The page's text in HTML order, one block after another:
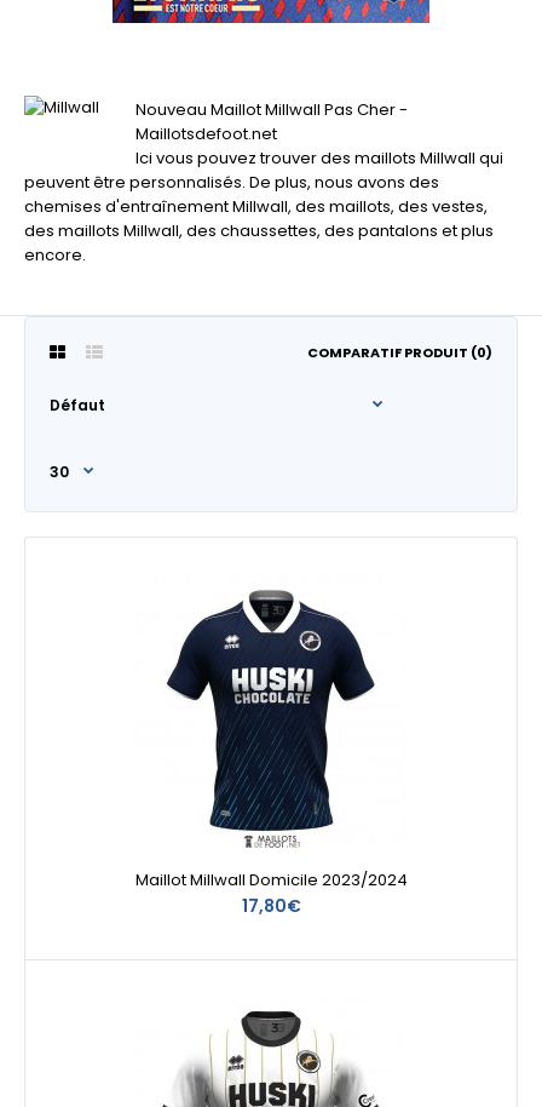
Nouveau Maillot Millwall Pas Cher -
Maillotsdefoot.net
Ici vous pouvez trouver des maillots Millwall qui
peuvent être personnalisés. De plus, nous avons des
chemises d'entraînement Millwall, des maillots, des vestes,
des maillots Millwall, des chaussettes, des pantalons et plus
encore.
COMPARATIF PRODUIT (0)
Maillot Millwall Domicile 2023/2024
17,80€